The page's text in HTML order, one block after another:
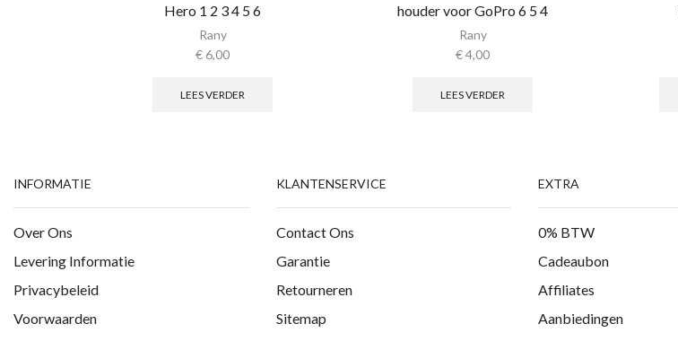
Hero 1 2 3 4 5 6
Rany
€6,00
LEES VERDER
houder voor GoPro 6 5 4
Rany
€4,00
LEES VERDER
INFORMATIE
Over Ons
Levering Informatie
Privacybeleid
Voorwaarden
KLANTENSERVICE
Contact Ons
Garantie
Retourneren
Sitemap
EXTRA
0% BTW
Cadeaubon
Affiliates
Aanbiedingen